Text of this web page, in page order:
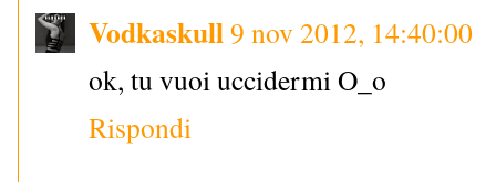
Vodkaskull9 nov 2012, 14:40:00
ok, tu vuoi uccidermi O_o
Rispondi